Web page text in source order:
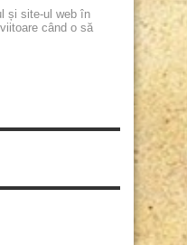
și site-ul web în
când o să